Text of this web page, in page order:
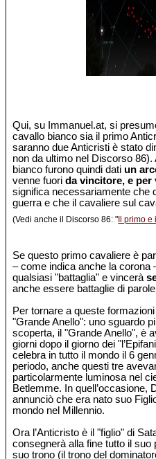
Qui, su Immanuel.at, si
cavallo bianco sia il primo
saranno due Anticristi è stato
non da ultimo nel Discorso
bianco furono quindi dati un
venne fuorida vincitore, e per
significa necessariamente che
guerra e che il cavaliere sul
(Vedi anche il Discorso 86: " Il primo
Se questo primo cavaliere è
– come indica anche la corona
qualsiasi "battaglia" e vincerà
anche essere battaglie di
Per tornare a queste
"Grande Anello": uno sguardo
scoperta, il "Grande Anello", è
giorni dopo il giorno dei
celebra in tutto il mondo il 6
periodo, anche questi tre
particolarmente luminosa nel
Betlemme. In quell’occasione,
annunciò che era nato suo
mondo nel Millennio.
Ora l’Anticristo è il "figlio" di
consegnerà alla fine tutto il suo
suo trono (il trono del